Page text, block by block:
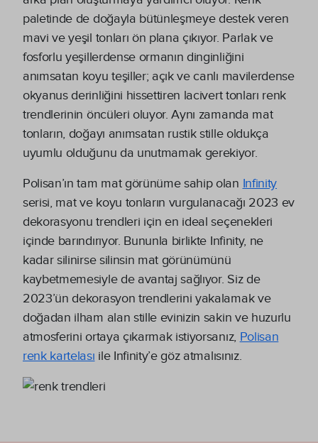
paletinde de doğayla bütünleşmeye destek veren
mavi ve yeşil tonları ön plana çıkıyor. Parlak ve
fosforlu yeşillerdense ormanın dinginliğini
anımsatan koyu teşiller; açık ve canlı mavilerdense
okyanus derinliğini hissettiren lacivert tonları renk
trendlerinin öncüleri oluyor. Aynı zamanda mat
tonların, doğayı anımsatan rustik stille oldukça
uyumlu olduğunu da unutmamak gerekiyor.
Polisan’ın tam mat görünüme sahip olan Infinity
serisi, mat ve koyu tonların vurgulanacağı 2023 ev
dekorasyonu trendleri için en ideal seçenekleri
içinde barındırıyor. Bununla birlikte Infinity, ne
kadar silinirse silinsin mat görünümünü
kaybetmemesiyle de avantaj sağlıyor. Siz de
2023’ün dekorasyon trendlerini yakalamak ve
doğadan ilham alan stille evinizin sakin ve huzurlu
atmosferini ortaya çıkarmak istiyorsanız, Polisan
renk kartelası ile Infinity’e göz atmalısınız.